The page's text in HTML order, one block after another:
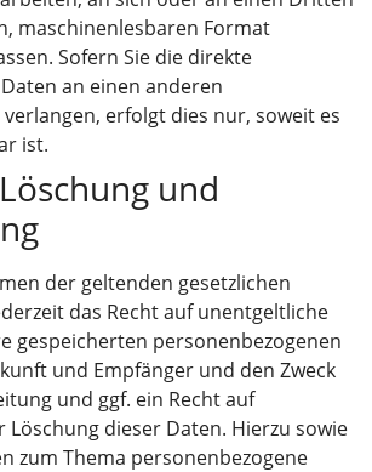
maschinenlesbaren Format
Sofern Sie die direkte
an einen anderen
erfolgt dies nur, soweit es
ist.
und
der geltenden gesetzlichen
das Recht auf unentgeltliche
gespeicherten personenbezogenen
und Empfänger und den Zweck
und ggf. ein Recht auf
Löschung dieser Daten. Hierzu sowie
zum Thema personenbezogene